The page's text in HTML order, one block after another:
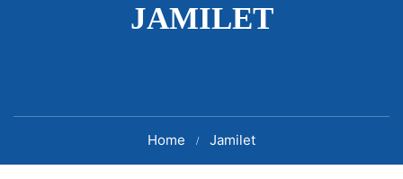
JAMILET
Home Jamilet